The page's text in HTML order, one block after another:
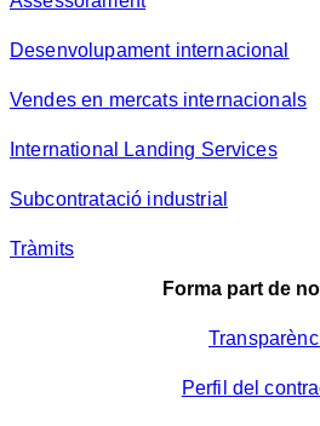
Desenvolupament internacional
Vendes en mercats internacionals
International Landing Services
Subcontratació industrial
Tràmits
Forma part de
Perfil del